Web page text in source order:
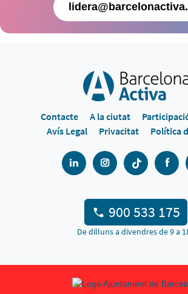
Contacte A la ciutat
Avís Legal
Privacitat Política
900 533 175
De dilluns a divendres de 9 a